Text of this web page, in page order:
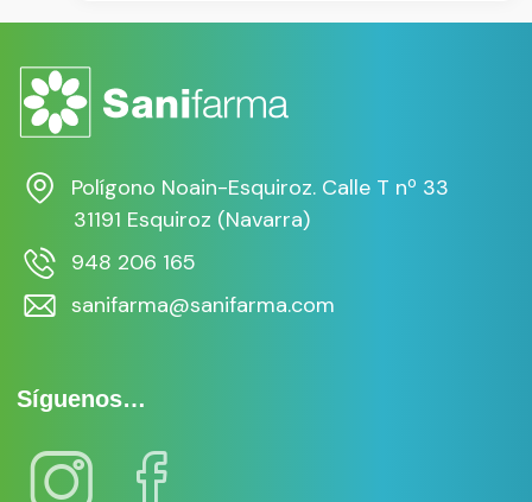
Polígono Noain-Esquiroz. Calle T nº 33
31191 Esquiroz (Navarra)
948 206 165
sanifarma@sanifarma.com
Síguenos…